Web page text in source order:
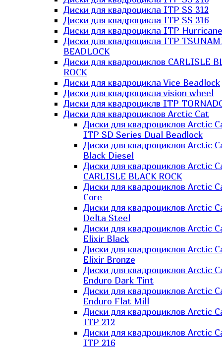
Диски для квадроцикла ITP SS 312
Диски для квадроцикла ITP SS 316
Диски для квадроцикла ITP Hurricane
Диски для квадроцикла ITP
BEADLOCK
Диски для квадроциклов CARLISLE
ROCK
Диски для квадроцикла Vice Beadlock
Диски для квадроцикла vision wheel
Диски для квадроциклв ITP
Диски для квадроциклов Arctic Cat
Диски для квадроциклов Arctic
ITP SD Series Dual Beadlock
Диски для квадроциклов Arctic
Black Diesel
Диски для квадроциклов Arctic
CARLISLE BLACK ROCK
Диски для квадроциклов Arctic
Core
Диски для квадроциклов Arctic
Delta Steel
Диски для квадроциклов Arctic
Elixir Black
Диски для квадроциклов Arctic
Elixir Bronze
Диски для квадроциклов Arctic
Enduro Dark Tint
Диски для квадроциклов Arctic
Enduro Flat Mill
Диски для квадроциклов Arctic
ITP 212
Диски для квадроциклов Arctic
ITP 216